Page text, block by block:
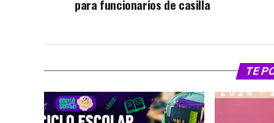
para funcionarios de casilla
TE